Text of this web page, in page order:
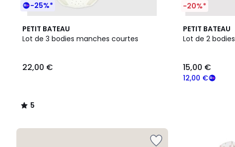
-25%*
PETIT BATEAU
Lot de 3 bodies manches courtes
22,00 €
5
/
5
/
-20%*
PETIT BATEAU
Lot de 2 bodies
12,00 €
15,00 €